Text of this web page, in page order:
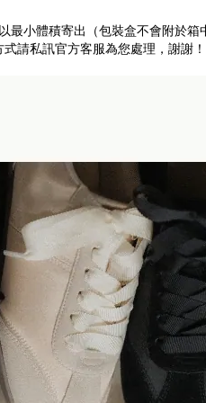
最小體積寄出（包裝盒不會附於箱
請私訊官方客服為您處理，謝謝！